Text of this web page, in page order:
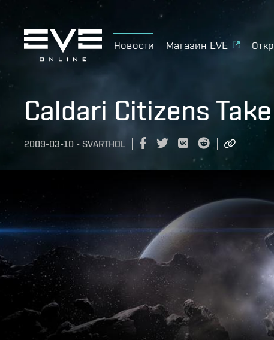
Новости Магазин EVE
Caldari Citizens
2009-03-10 - SVARTHOL